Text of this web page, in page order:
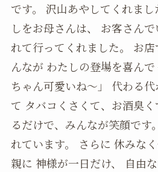
です。 沢山あやしてくれま
しをお母さんは、 お客さん
れて行ってくれました。 お
んなが わたしの登場を喜ん
ちゃん可愛いね～」 代わる
て タバコくさくて、お酒臭
るだけで、みんなが笑顔です
れています。 さらに 休みな
親に 神様が一日だけ、 自由